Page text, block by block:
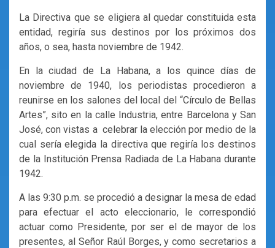
La Directiva que se eligiera al quedar constituida esta
entidad, regiría sus destinos por los próximos dos
años, o sea, hasta noviembre de 1942.
En la ciudad de La Habana, a los quince días de
noviembre de 1940, los periodistas procedieron a
reunirse en los salones del local del “Círculo de Bellas
Artes”, sito en la calle Industria, entre Barcelona y San
José, con vistas a celebrar la elección por medio de la
cual sería elegida la directiva que regiría los destinos
de la Institución Prensa Radiada de La Habana durante
1942.
A las 9:30 p.m. se procedió a designar la mesa de edad
para efectuar el acto eleccionario, le correspondió
actuar como Presidente, por ser el de mayor de los
presentes, al Señor Raúl Borges, y como secretarios a